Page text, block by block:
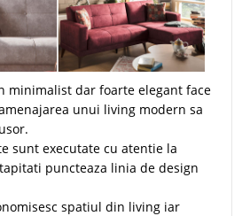
minimalist dar foarte elegant face
unui living modern sa
sunt executate cu atentie la
puncteaza linia de design
spatiul din living iar